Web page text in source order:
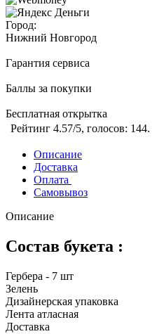
Город:
Нижний Новгород
Гарантия сервиса
Баллы за покупки
Бесплатная открытка
Рейтинг 4.57/5, голосов: 144.
Описание
Доставка
Оплата
Самовывоз
Описание
Состав букета :
Гербера - 7 шт
Зелень
Дизайнерская упаковка
Лента атласная
Доставка